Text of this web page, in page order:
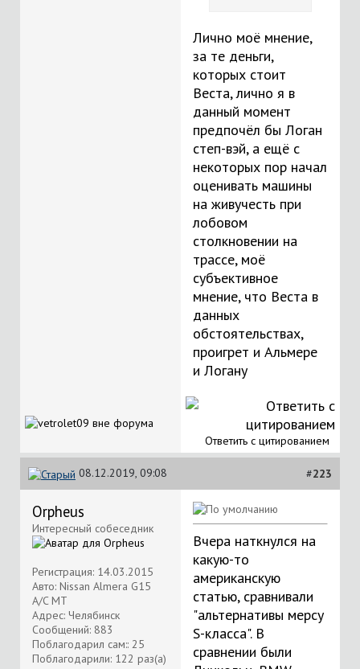
Лично моё мнение,
за те деньги,
которых стоит
Веста, лично я в
данный момент
предпочёл бы Логан
степ-вэй, а ещё с
некоторых пор начал
оценивать машины
на живучесть при
лобовом
столкновении на
трассе, моё
субъективное
мнение, что Веста в
данных
обстоятельствах,
проигрет и Альмере
и Логану
Ответить с цитированием
08.12.2019, 09:08 #223
Orpheus
Интересный собеседник
Регистрация: 14.03.2015
Авто: Nissan Almera G15
A/C MT
Адрес: Челябинск
Сообщений: 883
Поблагодарил сам:: 25
Поблагодарили: 122 раз(а)
Вчера наткнулся на
какую-то
американскую
статью, сравнивали
"альтернативы мерсу
S-класса". В
сравнении были